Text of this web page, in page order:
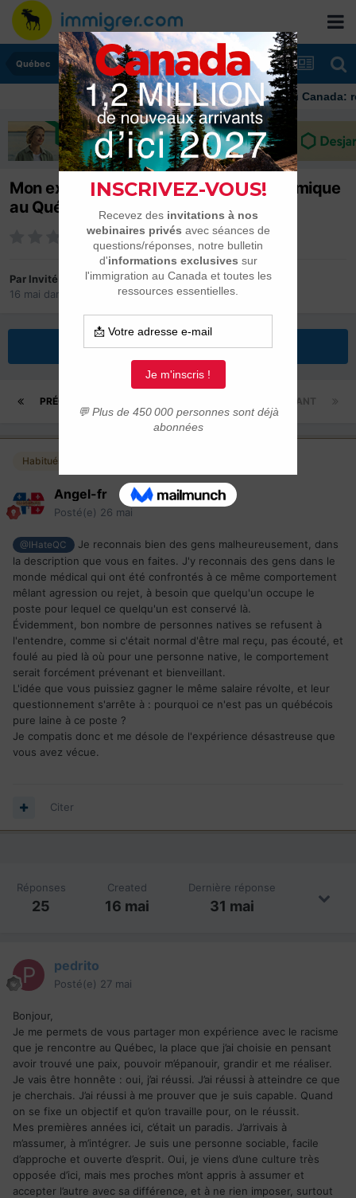
Québec
Immigrer au Canada:
Mon expérience avec le racisme systémique
au Québec
Par Invité
16 mai dans
Répondre à ce sujet
PRÉCÉDENT SUIVANT
Habitués
Angel-fr
Posté(e) 26 mai
@IHateQC
Je reconnais bien des gens malheureusement, dans
la description que vous en faites. J'y reconnais des gens dans le
monde médical qui ont été confrontés à ce même comportement
mêlant agression ou rejet, à besoin que quelqu'un occupe le
poste pour lequel ce quelqu'un est conservé là.
Évidemment, bon nombre de personnes natives se refusent à
l'entendre, comme si c'était normal d'être mal reçu, pas écouté, et
foulé au pied là où pour une personne native, le comportement
serait forcément prévenant et bienveillant.
L'idée que vous puissiez gagner le même salaire révolte, et leur
questionnement s'arrête à : pourquoi ce n'est pas un québécois
pure laine à ce poste ?
Je compatis donc et me désole de l'expérience désastreuse que
vous avez vécue.
Citer
Réponses
25
Created
16 mai
Dernière réponse
31 mai
pedrito
Posté(e) 27 mai
Bonjour,
Je me permets de vous partager mon expérience avec le racisme
que je rencontre au Québec, la place que j’ai choisie en pensant
avoir trouvé une paix, pouvoir m’épanouir, grandir et me réaliser.
Je vais être honnête : oui, j’ai réussi. J’ai réussi à atteindre ce que
je cherchais. J’ai réussi à me prouver que je suis capable. Quand
on se fixe un objectif et qu’on travaille pour, on le réussit.
Mes premières années ici, c’était un paradis. J’arrivais à
m’assumer, à m’intégrer. Je suis une personne sociable, facile
d’approche et ouverte d’esprit. Oui, je viens d’une culture très
opposée d’ici, mais mes proches m’ont appris à assumer et
accepter l’autre avec sa différence, et à ne rien imposer, surtout